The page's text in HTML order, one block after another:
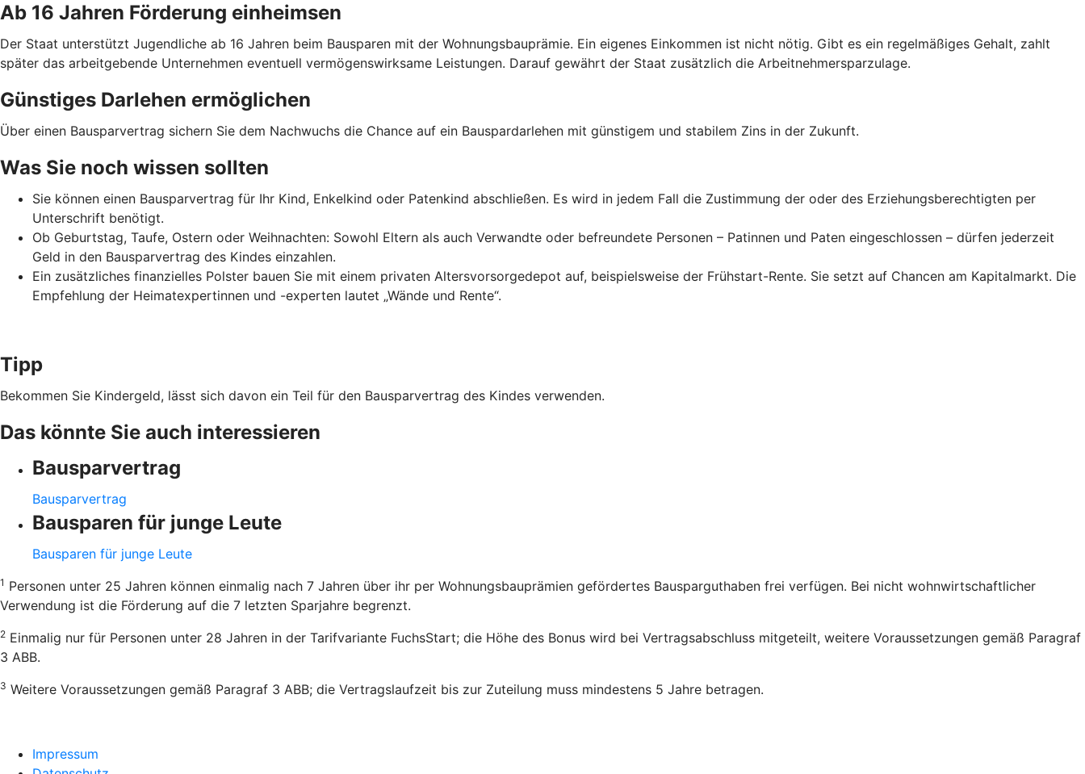
Ab 16 Jahren Förderung einheimsen
Der Staat unterstützt Jugendliche ab 16 Jahren beim Bausparen mit der Wohnungsbauprämie. Ein eigenes Einkommen ist nicht nötig. Gibt es ein regelmäßiges Gehalt, zahlt
später das arbeitgebende Unternehmen eventuell vermögenswirksame Leistungen. Darauf gewährt der Staat zusätzlich die Arbeitnehmer­spar­zulage.
Günstiges Darlehen ermöglichen
Über einen Bausparvertrag sichern Sie dem Nachwuchs die Chance auf ein Bauspardarlehen mit günstigem und stabilem Zins in der Zukunft.
Was Sie noch wissen sollten
Sie können einen Bausparvertrag für Ihr Kind, Enkelkind oder Patenkind abschließen. Es wird in jedem Fall die Zustimmung der oder des Erziehungsberechtigten per
Unterschrift benötigt.
Ob Geburtstag, Taufe, Ostern oder Weihnachten: Sowohl Eltern als auch Verwandte oder befreundete Personen – Patinnen und Paten eingeschlossen – dürfen jederzeit
Geld in den Bausparvertrag des Kindes einzahlen.
Ein zusätzliches finanzielles Polster bauen Sie mit einem privaten Altersvorsorgedepot auf, beispielsweise der Frühstart-Rente. Sie setzt auf Chancen am Kapitalmarkt. Die
Empfehlung der Heimatexpertinnen und -experten lautet „Wände und Rente“.
Tipp
Bekommen Sie Kindergeld, lässt sich davon ein Teil für den Bausparvertrag des Kindes verwenden.
Das könnte Sie auch interessieren
Bausparvertrag
Bausparvertrag
Bausparen für junge Leute
Bausparen für junge Leute
1 Personen unter 25 Jahren können einmalig nach 7 Jahren über ihr per Wohnungsbauprämien gefördertes Bausparguthaben frei verfügen. Bei nicht wohnwirtschaftlicher
Verwendung ist die Förderung auf die 7 letzten Sparjahre begrenzt.
2 Einmalig nur für Personen unter 28 Jahren in der Tarifvariante FuchsStart; die Höhe des Bonus wird bei Vertragsabschluss mitgeteilt, weitere Voraussetzungen gemäß Paragraf
3 ABB.
3 Weitere Voraussetzungen gemäß Paragraf 3 ABB; die Vertragslaufzeit bis zur Zuteilung muss mindestens 5 Jahre betragen.
Impressum